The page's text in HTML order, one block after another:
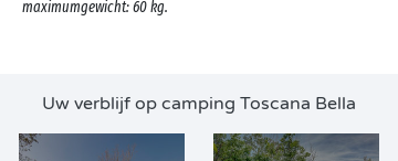
maximumgewicht: 60 kg.
Uw verblijf op camping Toscana Bella